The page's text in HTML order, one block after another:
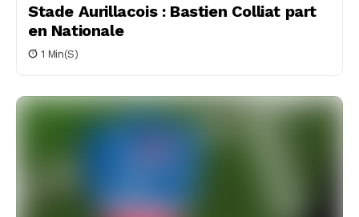
Stade Aurillacois : Bastien Colliat part
en Nationale
1 Min(s)